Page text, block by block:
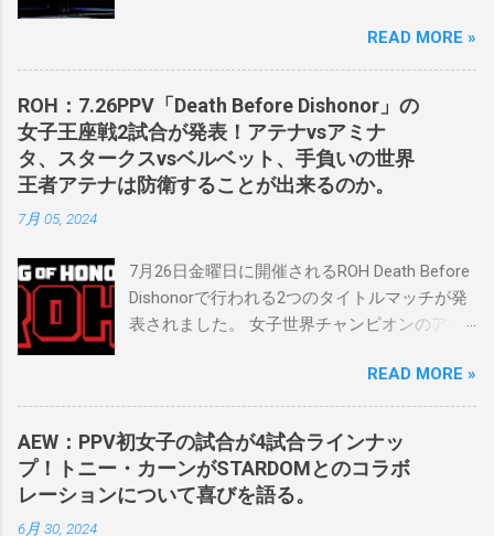
ました。なお、新しいプロモーションは無限
の可能性に満ちており、先日WWEのニック・
カーン社長にスカウトされました。 「私は
2023年にスケバンのコミッショナーに任命さ
れました。スケバンの醍醐味は、日本独自の
文化の過去、現在、未来をリング上で見るこ
とができることです。何十年も前のスケバン
好きです。」 彼女は今、スケバンで重要な役
割を果たしています。 「今活躍している選手
をとても誇りに思い、応援しています。私の
ケバンのレスラーばかりです。私は彼らを私
の子供のように考えている」。 スケバンの最
新のショーは5月末に行われました。日本の女
子プロレスリーグがロサンゼルスでデビュー
し、5試合のカードが YouTube で公開されてい
READ MORE »
ROH：7.26PPV「Death Before Dishonor」の
女子王座戦2試合が発表！アテナvsアミナ
タ、スタークスvsベルベット、手負いの世界
王者アテナは防衛することが出来るのか。
7月 05, 2024
7月26日金曜日に開催されるROH Death Before
Dishonorで行われる2つのタイトルマッチが発
表されました。 女子世界チャンピオンのアテ
を防衛することになりました。この試合は木
曜日のROHで発表されました。アテナは5月か
ら活動を休止しており、リング上での欠場は
ストーリー上の負傷が原因とされています。
女子世界チャンピオンは5月の最後の試合で怪
我の恐怖に苦しみましたが、それはストーリ
READ MORE »
AEW：PPV初女子の試合が4試合ラインナッ
プ！トニー・カーンがSTARDOMとのコラボ
レーションについて喜びを語る。
6月 30, 2024